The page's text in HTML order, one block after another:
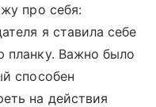
про себя:
я ставила себе
планку. Важно было
способен
на действия